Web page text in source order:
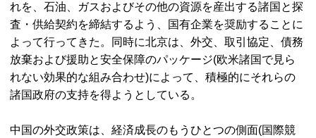
れを、石油、ガスおよびその他の資源を産出する諸国と探
査・供給契約を締結するよう、国有企業を奨励することに
よって行ってきた。同時に北京は、外交、取引協定、債務
放棄および援助と安全保障のパッケージ(欧米諸国で見ら
れない効果的な組み合わせ)によって、積極的にそれらの
諸国政府の支持を得ようとしている。
中国の外交政策は、経済成長のもうひとつの側面(国際競